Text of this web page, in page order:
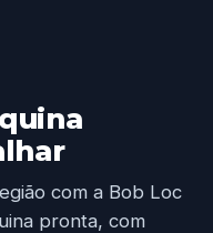
com a Bob Loc
pronta, com